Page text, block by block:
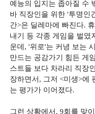
예능의 입지는 좁아질 수
바 직장인을 위한 '투명인
간>은 딜레마에 빠진다.
내기 등 각종 게임을 벌였
운데, '위로'는 커녕 보는
만드는 공감가기 힘든 게
스트들 보다 차라리 직장
장하면서, 그저 <미생>에
는 평가가 이어졌다.
그런 상황에서, 9회를 맞